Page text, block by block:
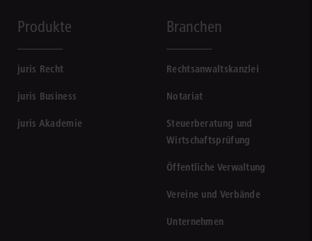
Produkte
juris Recht
juris Business
juris Akademie
Branchen
Rechtsanwaltskanzlei
Notariat
Steuerberatung und
Wirtschaftsprüfung
Öffentliche Verwaltung
Vereine und Verbände
Unternehmen